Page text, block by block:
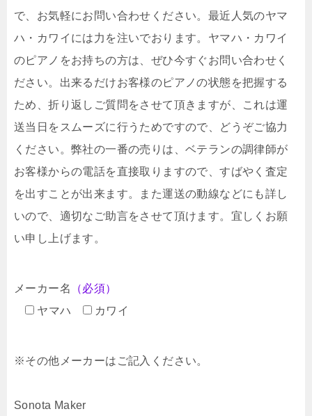
で、お気軽にお問い合わせください。最近人気のヤマ
ハ・カワイには力を注いでおります。ヤマハ・カワイ
のピアノをお持ちの方は、ぜひ今すぐお問い合わせく
ださい。出来るだけお客様のピアノの状態を把握する
ため、折り返しご質問をさせて頂きますが、これは運
送当日をスムーズに行うためですので、どうぞご協力
ください。弊社の一番の売りは、ベテランの調律師が
お客様からの電話を直接取りますので、すばやく査定
を出すことが出来ます。また運送の動線などにも詳し
いので、適切なご助言をさせて頂けます。宜しくお願
い申し上げます。
メーカー名
（必須）
ヤマハ
カワイ
※その他メーカーはご記入ください。
Sonota Maker